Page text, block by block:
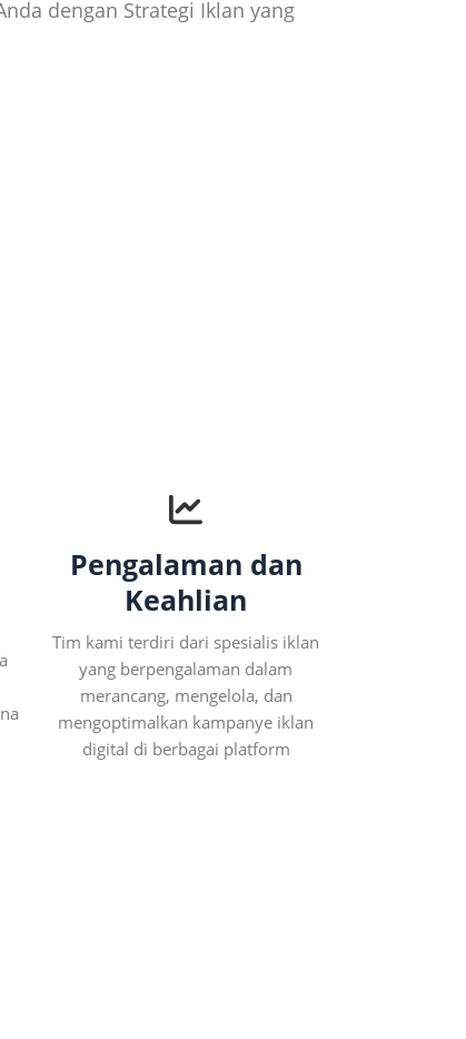
dengan Strategi Iklan yang
Pengalaman dan
Keahlian
Tim kami terdiri dari spesialis iklan
yang berpengalaman dalam
merancang, mengelola, dan
mengoptimalkan kampanye iklan
digital di berbagai platform